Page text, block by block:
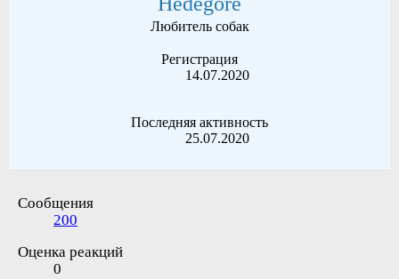
Любитель собак
Регистрация
14.07.2020
Последняя активность
25.07.2020
Сообщения
200
Оценка реакций
0